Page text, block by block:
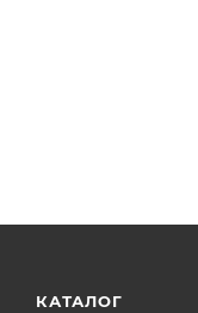
КАТАЛОГ